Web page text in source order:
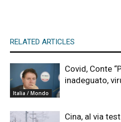
RELATED ARTICLES
Italia / Mondo
Covid, Conte
inadeguato,
Cina, al via